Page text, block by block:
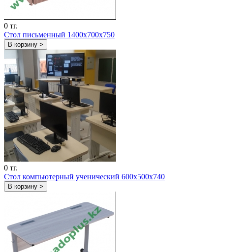
0 тг.
Стол письменный 1400х700х750
В корзину >
0 тг.
Стол компьютерный ученический 600х500х740
В корзину >